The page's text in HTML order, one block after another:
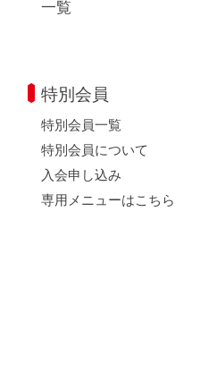
一覧
特別会員
特別会員一覧
特別会員について
入会申し込み
専用メニューはこちら